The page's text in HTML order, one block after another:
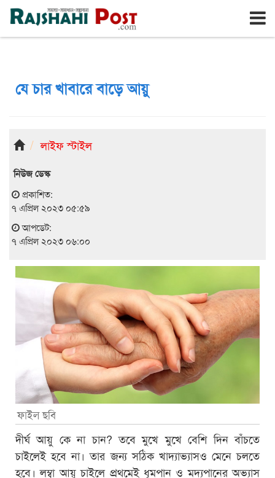
রাজশাহী শনিবার, ৮ই আগস্ট ২০২৬, ২৫শে শ্রাবণ ১৪৩৩
যে চার খাবারে বাড়ে আয়ু
লাইফ স্টাইল
নিউজ ডেস্ক
প্রকাশিত:
৭ এপ্রিল ২০২৩ ০৫:৫৯
আপডেট:
৭ এপ্রিল ২০২৩ ০৬:০০
ফাইল ছবি
দীর্ঘ আয়ু কে না চান? তবে মুখে মুখে বেশি দিন বাঁচতে
চাইলেই হবে না। তার জন্য সঠিক খাদ্যাভ্যাসও মেনে চলতে
হবে। লম্বা আয়ু চাইলে প্রথমেই ধূমপান ও মদ্যপানের অভ্যাস